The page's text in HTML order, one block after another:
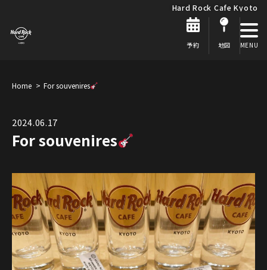
Hard Rock Cafe Kyoto
予約 地図
Home For souvenires
2024.06.17
For souvenires